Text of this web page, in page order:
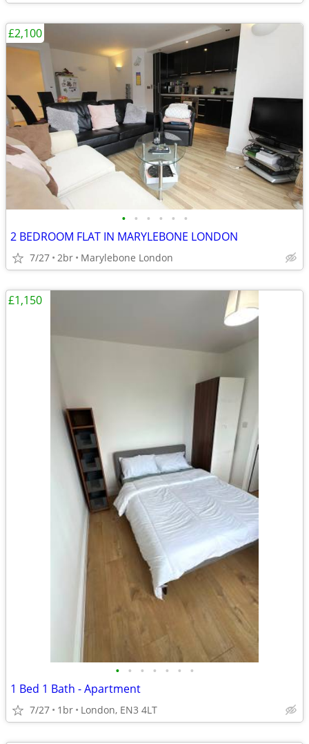
• • • • • •
2 BEDROOM FLAT IN MARYLEBONE LONDON
7/27 2br Marylebone London
£2,100
• • • • • • •
1 Bed 1 Bath - Apartment
7/27 1br London, EN3 4LT
£1,150